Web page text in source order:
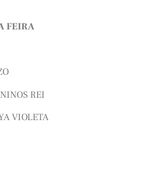
FEIRA
REI
VIOLETA